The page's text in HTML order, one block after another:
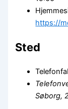
https://
Sted
Søborg,